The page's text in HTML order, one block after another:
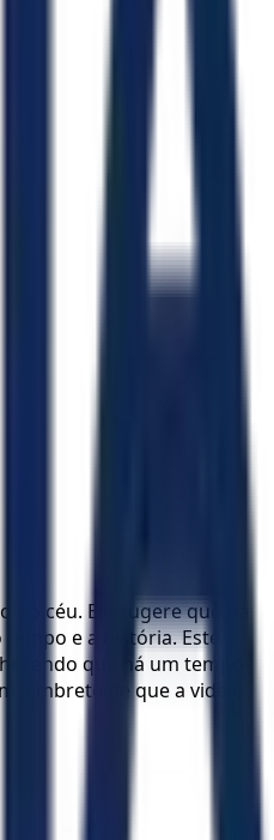
céu. Ele sugere que há
e a história. Este
que há um tempo
de que a vida é